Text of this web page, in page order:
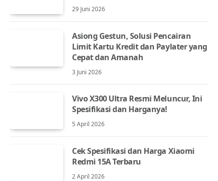
29 Juni 2026
Asiong Gestun, Solusi Pencairan
Limit Kartu Kredit dan Paylater yang
Cepat dan Amanah
3 Juni 2026
Vivo X300 Ultra Resmi Meluncur, Ini
Spesifikasi dan Harganya!
5 April 2026
Cek Spesifikasi dan Harga Xiaomi
Redmi 15A Terbaru
2 April 2026